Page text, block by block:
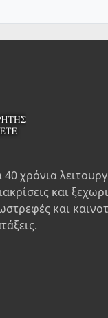
χρόνια
και
και